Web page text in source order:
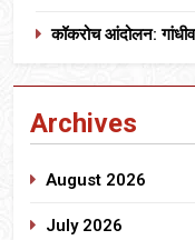
कॉकरोच आंदोलन:
Archives
August 2026
July 2026